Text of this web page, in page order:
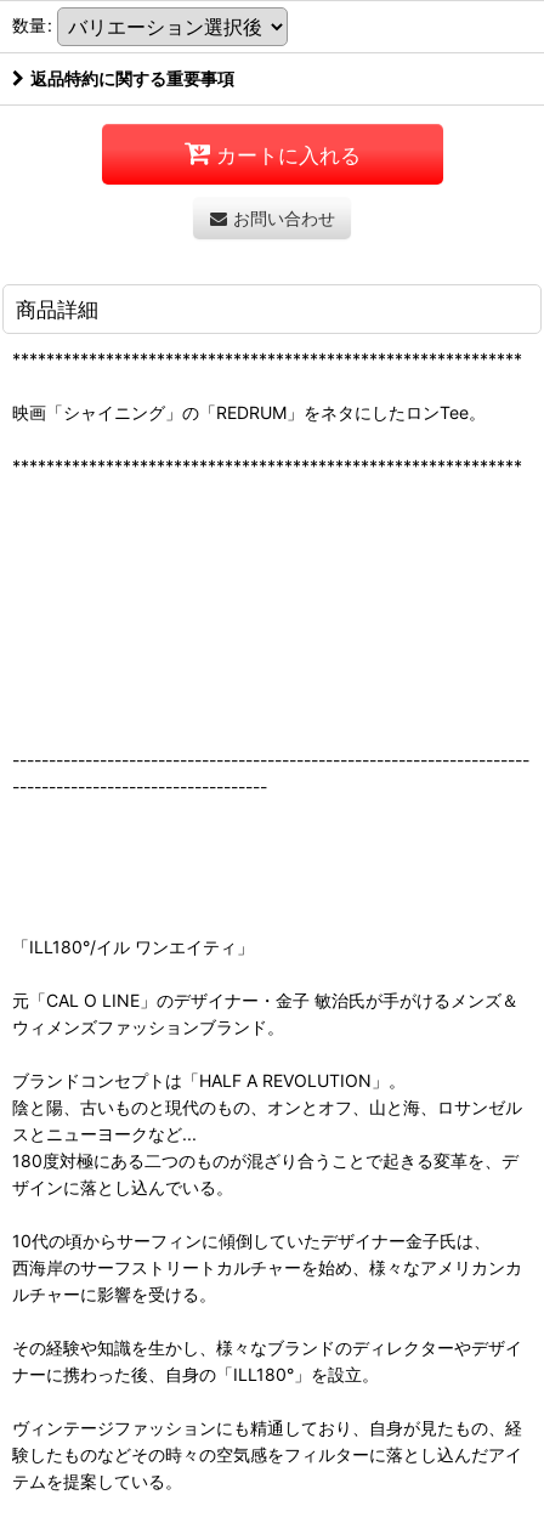
数量:
返品特約に関する重要事項
カートに入れる
お問い合わせ
商品詳細
************************************************************
映画「シャイニング」の「REDRUM」をネタにしたロンTee。
************************************************************
-----------------------------------------------------------------------
-----------------------------------
「ILL180°/イル ワンエイティ」
元「CAL O LINE」のデザイナー・金子 敏治氏が手がけるメンズ＆
ウィメンズファッションブランド。
ブランドコンセプトは「HALF A REVOLUTION」。
陰と陽、古いものと現代のもの、オンとオフ、山と海、ロサンゼル
スとニューヨークなど...
180度対極にある二つのものが混ざり合うことで起きる変革を、デ
ザインに落とし込んでいる。
10代の頃からサーフィンに傾倒していたデザイナー金子氏は、
西海岸のサーフストリートカルチャーを始め、様々なアメリカンカ
ルチャーに影響を受ける。
その経験や知識を生かし、様々なブランドのディレクターやデザイ
ナーに携わった後、自身の「ILL180°」を設立。
ヴィンテージファッションにも精通しており、自身が見たもの、経
験したものなどその時々の空気感をフィルターに落とし込んだアイ
テムを提案している。